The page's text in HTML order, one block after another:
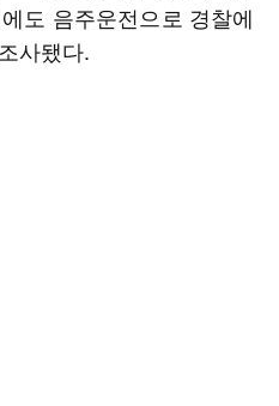
도 음주운전으로 경찰에
사됐다.